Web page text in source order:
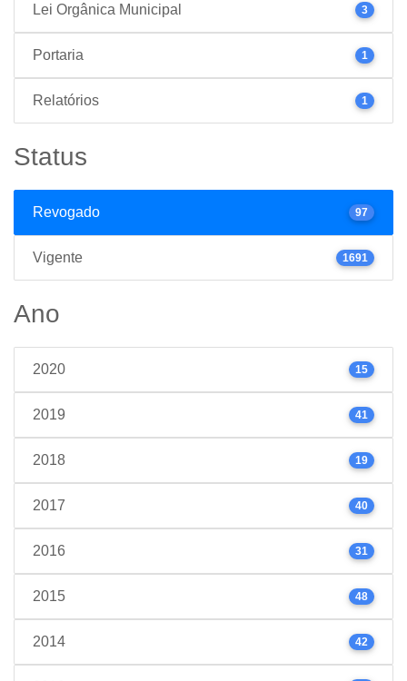
Lei Orgânica Municipal 3
Portaria 1
Relatórios 1
Status
Revogado 97
Vigente 1691
Ano
2020 15
2019 41
2018 19
2017 40
2016 31
2015 48
2014 42